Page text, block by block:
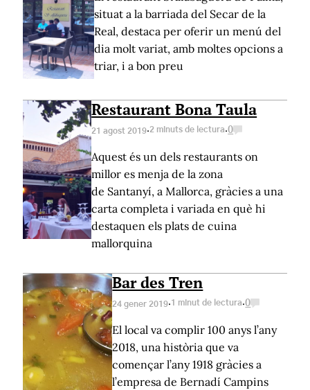
situat a la barriada del Secar de la
Real, destaca per oferir un menú del
dia molt variat, amb moltes opcions a
triar, i a bon preu
Restaurant Bona Taula
21 agost 2019·2 minuts de lectura·0
Aquest és un dels restaurants on
millor es menja de la zona
de Santanyí, a Mallorca, gràcies a una
carta completa i variada en què hi
destaquen els plats de cuina
mallorquina
Bar des Tren
24 gener 2019·1 minut de lectura·0
El local va complir 100 anys l’any
2018, una història que va
començar l’any 1918 gràcies a
l’empresa de Bernadí Campins